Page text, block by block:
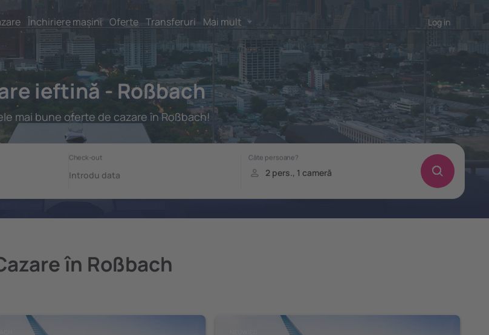
Închiriere mașini Oferte Transferuri Mai mult Log in
ieftină - Roßbach
mai bune oferte de cazare în Roßbach!
în Roßbach